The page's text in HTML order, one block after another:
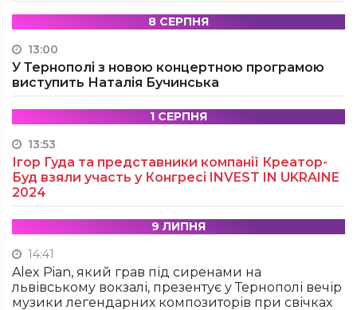
8 СЕРПНЯ
13:00
У Тернополі з новою концертною програмою
виступить Наталія Бучинська
1 СЕРПНЯ
13:53
Ігор Гуда та представники компанії Креатор-
Буд взяли участь у Конгресі INVEST IN UKRAINE
2024
9 ЛИПНЯ
14:41
Alex Pian, який грав під сиренами на
львівському вокзалі, презентує у Тернополі вечір
музики легендарних композиторів при свічках